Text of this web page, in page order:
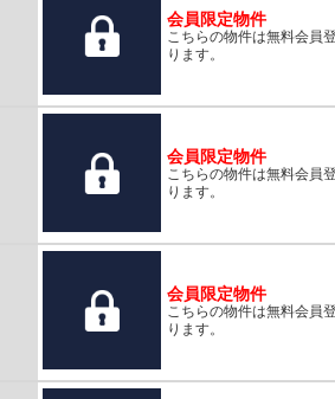
会員限定物件
こちらの物件は無料会員
ります。
会員限定物件
こちらの物件は無料会員
ります。
会員限定物件
こちらの物件は無料会員
ります。